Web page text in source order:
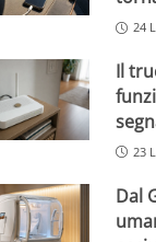
24
Il
23
Dal